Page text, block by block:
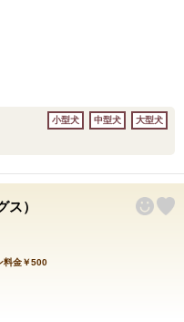
小型犬 中型犬 大型犬
）
料金￥500